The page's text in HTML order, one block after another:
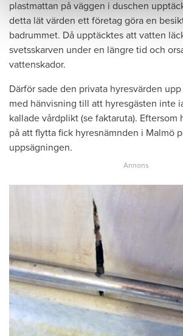
plastmattan på väggen i duschen
detta lät värden ett företag göra en
badrummet. Då upptäcktes att vatten
svetsskarven under en längre tid och
vattenskador.
Därför sade den privata hyresvärden
med hänvisning till att hyresgästen inte
kallade vårdplikt (se faktaruta). Eftersom
på att flytta fick hyresnämnden i Malmö
uppsägningen.